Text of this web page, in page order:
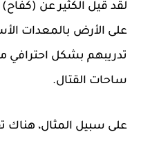
لقد قيل الكثير عن
على الأرض بالمعدات
تدريبهم بشكل احترافي
ساحات القتال.
على سبيل المثال، هناك